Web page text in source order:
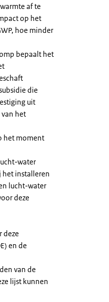
af te
op het
hoe minder
bepaalt het
die
uit
het
het moment
water
het installeren
lucht-water
deze
deze
en de
van de
lijst kunnen